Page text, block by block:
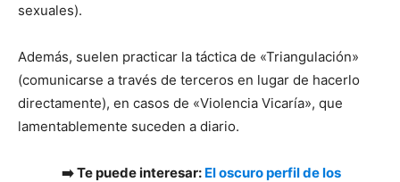
sexuales).
Además, suelen practicar la táctica de «Triangulación»
(comunicarse a través de terceros en lugar de hacerlo
directamente), en casos de «Violencia Vicaría», que
lamentablemente suceden a diario.
➡️ Te puede interesar: El oscuro perfil de los